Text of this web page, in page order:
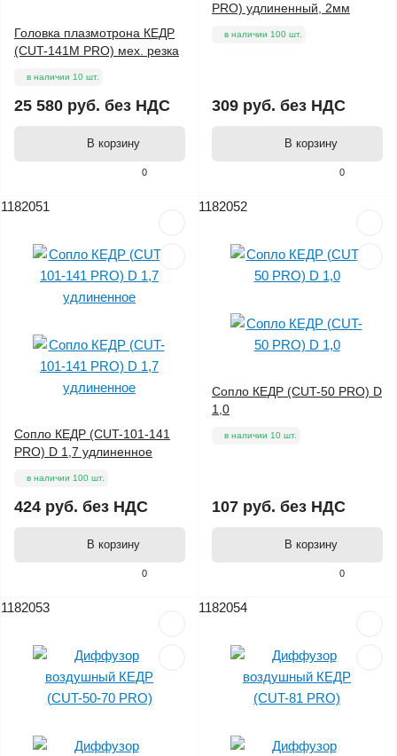
0
Головка плазмотрона КЕДР
(CUT-141M PRO) мех. резка
в наличии 10 шт.
25 580 руб. без НДС
В корзину
0
PRO) удлиненный, 2мм
в наличии 100 шт.
309 руб. без НДС
В корзину
1182051
0
Сопло КЕДР (CUT-101-141
PRO) D 1,7 удлиненное
в наличии 100 шт.
424 руб. без НДС
В корзину
1182052
0
Сопло КЕДР (CUT-50 PRO) D
1,0
в наличии 10 шт.
107 руб. без НДС
В корзину
1182053 1182054